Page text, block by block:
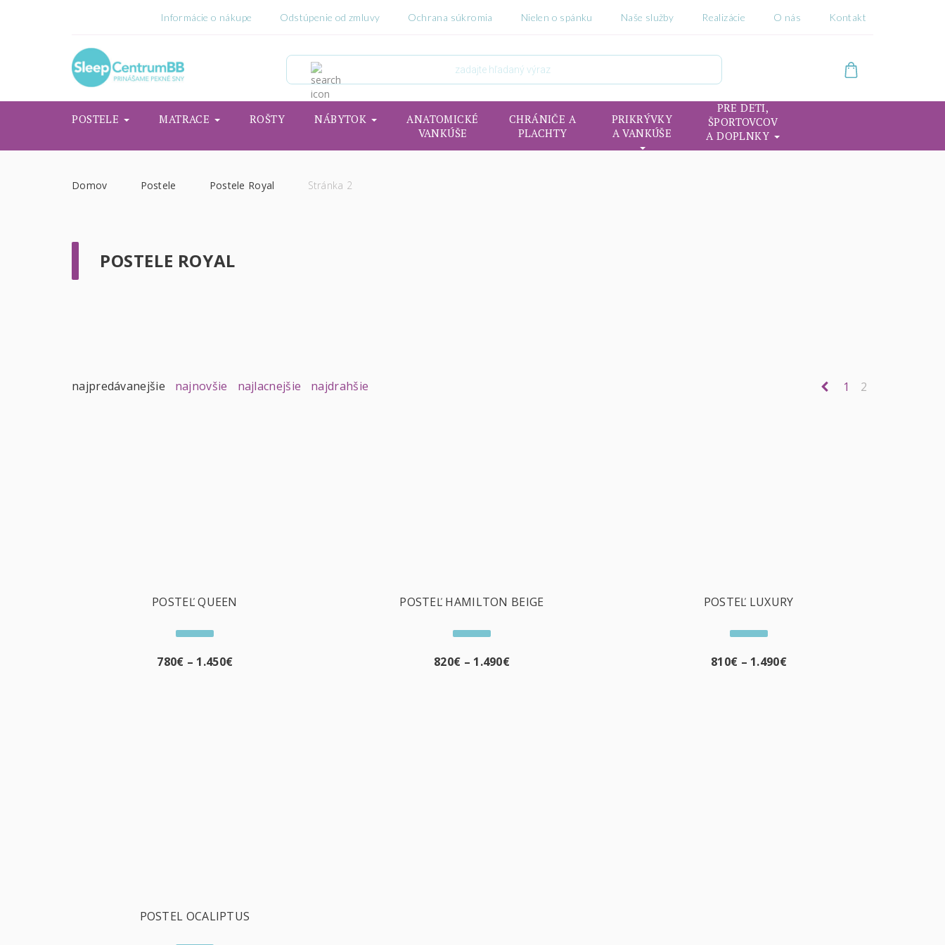
Informácie o nákupe Odstúpenie od zmluvy Ochrana súkromia Nielen o spánku Naše služby Realizácie O nás Kontakt
POSTELE MATRACE ROŠTY NÁBYTOK
ANATOMICKÉ
VANKÚŠE
CHRÁNIČE A
PLACHTY
PRIKRÝVKY
A VANKÚŠE
PRE DETI,
ŠPORTOVCOV
A DOPLNKY
Domov Postele Postele Royal Stránka 2
POSTELE ROYAL
najpredávanejšie najnovšie najlacnejšie najdrahšie 1 2
POSTEĽ QUEEN
780€ – 1.450€
POSTEĽ HAMILTON BEIGE
820€ – 1.490€
POSTEĽ LUXURY
810€ – 1.490€
POSTEL OCALIPTUS